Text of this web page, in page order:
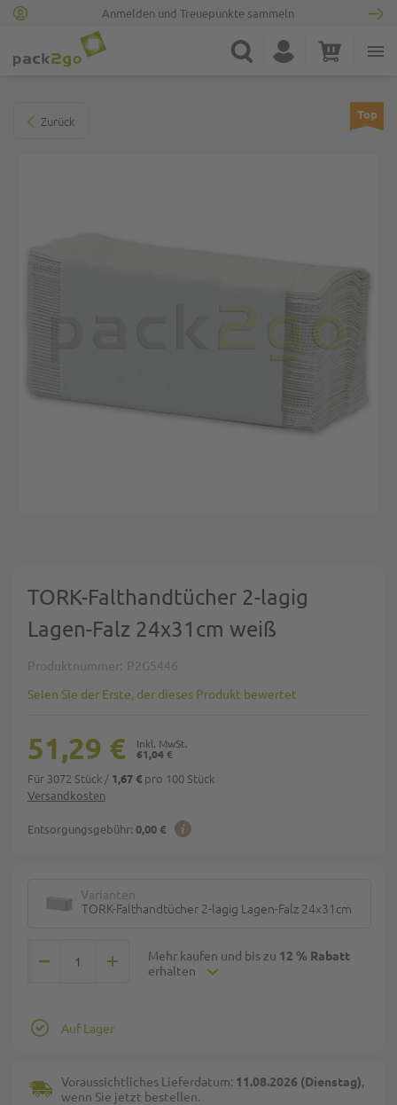
Anmelden und Treuepunkte sammeln
Suche Konto Warenkorb
Zurück Top
TORK-Falthandtücher 2-lagig
Lagen-Falz 24x31cm weiß
Produktnummer P2G5446
Seien Sie der Erste, der dieses Produkt bewertet
Versandkosten
Entsorgungsgebühr: 0,00 €
61,04 €
51,29 €
Für 3072 Stück / 1,67 € pro 100 Stück
Varianten
TORK-Falthandtücher 2-lagig Lagen-Falz 24x31cm
Mehr kaufen und bis zu 12 % Rabatt
erhalten
Auf Lager
Voraussichtliches Lieferdatum: 11.08.2026 (Dienstag),
wenn Sie jetzt bestellen.